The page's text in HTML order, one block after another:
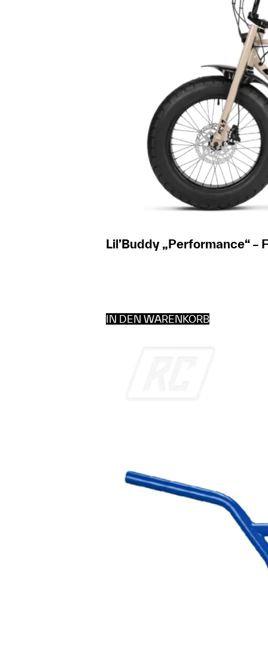
Lil’Buddy „Performance“ –
IN DEN WARENKORB